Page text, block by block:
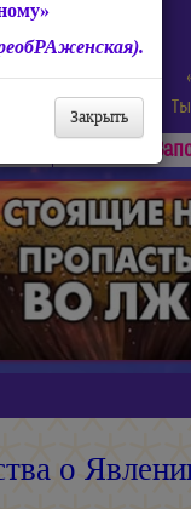
Мира.
Аудио и др.
о
Закрыть